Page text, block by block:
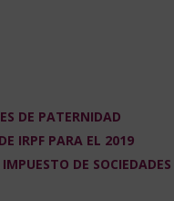
DE PATERNIDAD
IRPF PARA EL 2019
DE